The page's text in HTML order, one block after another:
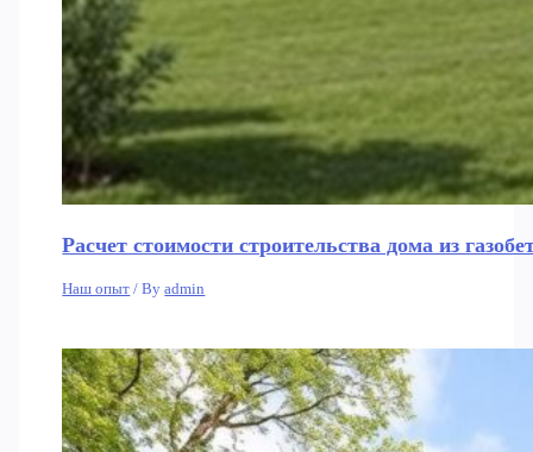
Расчет стоимости строительства дома из
Наш опыт / Byadmin